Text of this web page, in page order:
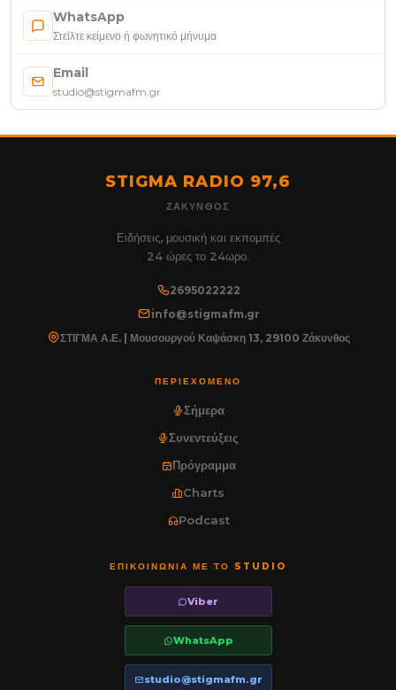
WhatsApp
Στείλτε κείμενο ή φωνητικό μήνυμα
Email
studio@stigmafm.gr
STIGMA RADIO 97,6
ΖΆΚΥΝΘΟΣ
Ειδήσεις, μουσική και εκπομπές
24 ώρες το 24ωρο.
2695022222
info@stigmafm.gr
ΣΤΙΓΜΑ Α.Ε. | Μουσουργού Καψάσκη 13, 29100 Ζάκυνθος
ΠΕΡΙΕΧΌΜΕΝΟ
Σήμερα
Συνεντεύξεις
Πρόγραμμα
Charts
Podcast
ΕΠΙΚΟΙΝΩΝΊΑ ΜΕ ΤΟ STUDIO
Viber
WhatsApp
studio@stigmafm.gr